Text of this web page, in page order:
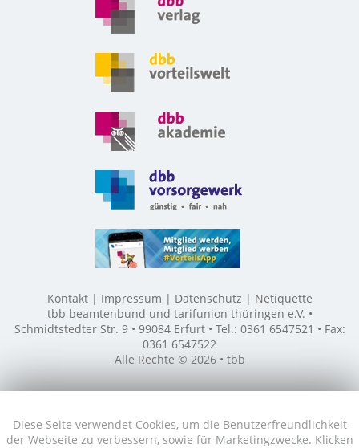
Diese Seite verwendet Cookies, um die Benutzerfreundlichkeit
der Webseite zu verbessern, sowie für Marketingzwecke. Klicken
Kontakt Impressum Datenschutz
Netiquette
tbb beamtenbund und tarifunion thüringen e.V. •
Schmidtstedter Str. 9 • 99084 Erfurt • Tel.: 0361 6547521 • Fax:
0361 6547522
Alle Rechte © 2026 • tbb